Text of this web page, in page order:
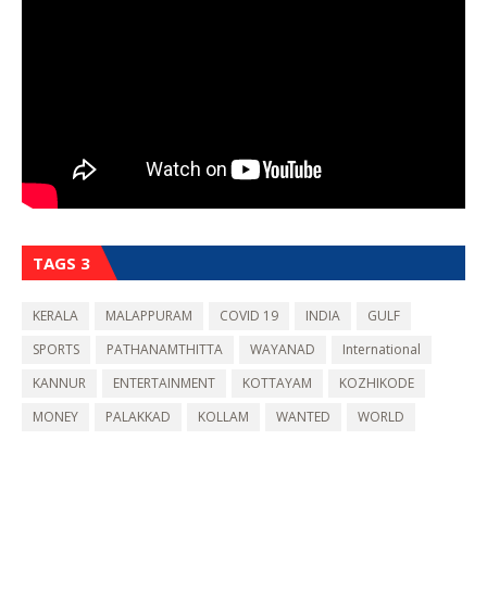
TAGS 3
KERALA MALAPPURAM COVID 19 INDIA
GULF
SPORTS
PATHANAMTHITTA WAYANAD
International
KANNUR
ENTERTAINMENT KOTTAYAM
KOZHIKODE
MONEY
PALAKKAD KOLLAM WANTED WORLD